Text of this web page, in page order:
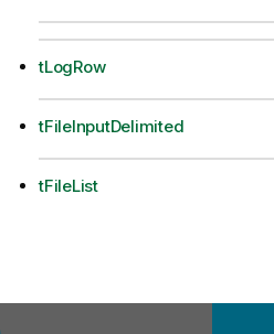
tLogRow
tFileInputDelimited
tFileList